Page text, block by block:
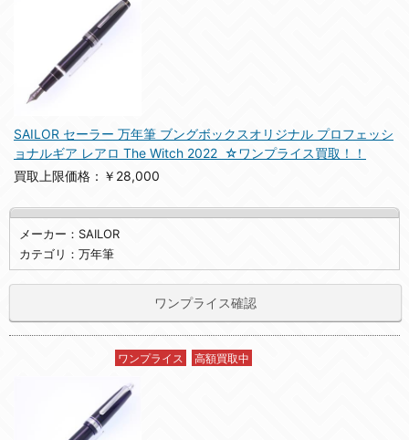
SAILOR セーラー 万年筆 ブングボックスオリジナル プロフェッシ
ョナルギア レアロ The Witch 2022 ☆ワンプライス買取！！
買取上限価格：￥28,000
メーカー：SAILOR
カテゴリ：万年筆
ワンプライス確認
ワンプライス 高額買取中